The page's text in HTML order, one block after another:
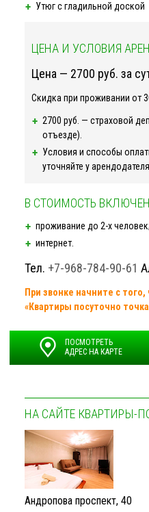
Утюг с гладильной доской
ЦЕНА И УСЛОВИЯ
Цена — 2700 руб. за
Скидка при проживании от
2700 руб. — страховой
отъезде).
Условия и способы
уточняйте у
В СТОИМОСТЬ
проживание до 2-хчеловек;
интернет.
Тел. +7-968-784-90-61
При звонке начните с
«Квартиры посуточно
ПОСМОТРЕТЬ
АДРЕС НА КАРТЕ
НА САЙТЕ КВАРТИРЫ-
Андропова проспект, 40